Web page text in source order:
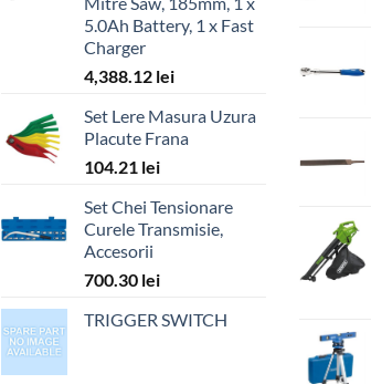
5.0Ah Battery, 1 x Fast
Charger
4,388.12 lei
Set Lere Masura Uzura
Placute Frana
104.21 lei
Set Chei Tensionare
Curele Transmisie,
Accesorii
700.30 lei
TRIGGER SWITCH